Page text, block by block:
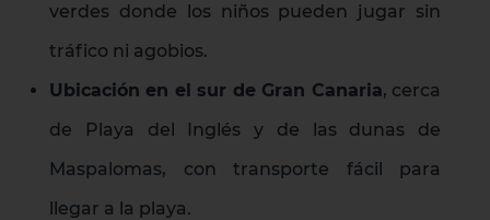
verdes donde los niños pueden jugar sin
tráfico ni agobios.
Ubicación en el sur de Gran Canaria, cerca
de Playa del Inglés y de las dunas de
Maspalomas, con transporte fácil para
llegar a la playa.